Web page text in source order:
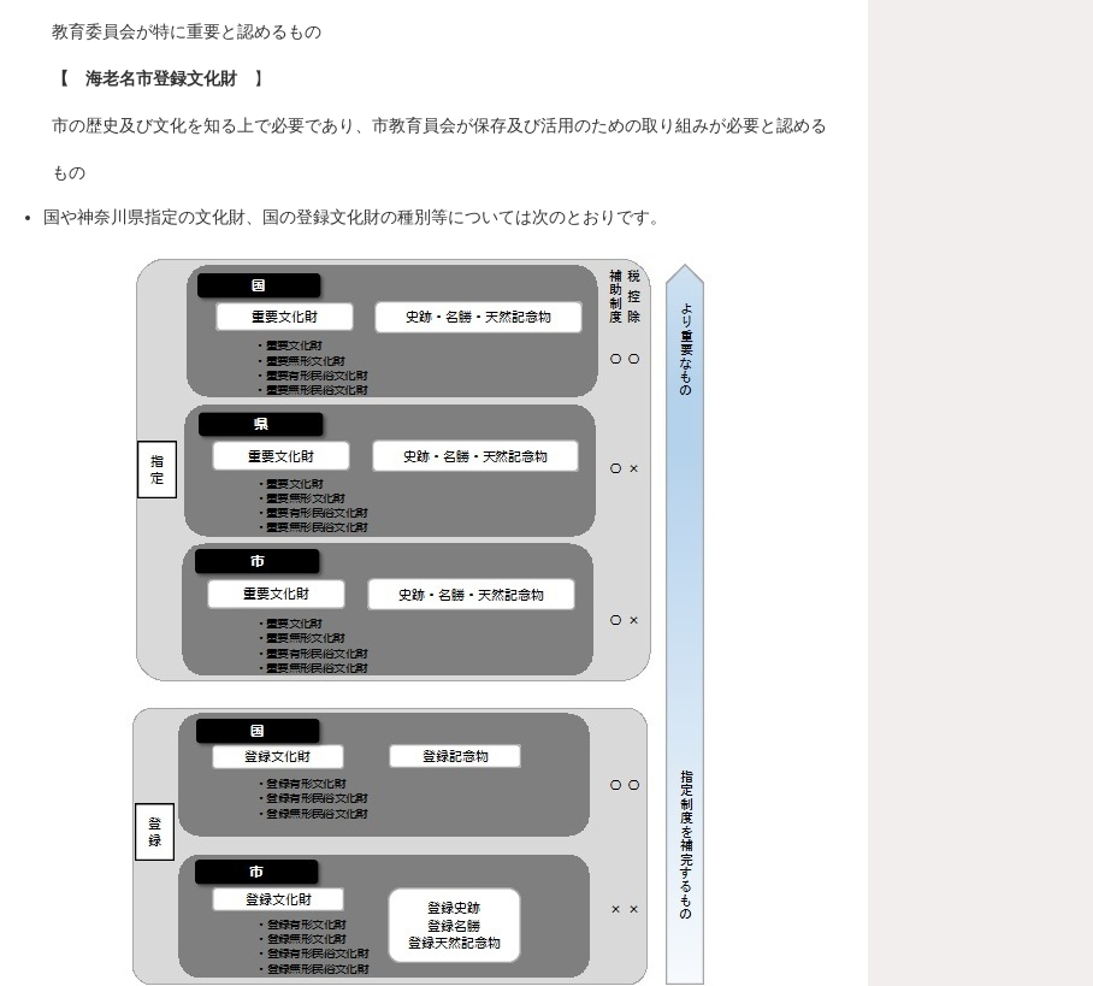
教育委員会が特に重要と認めるもの
【 海老名市登録文化財 】
市の歴史及び文化を知る上で必要であり、市教育員会が保存及び活用のための取り組みが必要と認める
もの
国や神奈川県指定の文化財、国の登録文化財の種別等については次のとおりです。